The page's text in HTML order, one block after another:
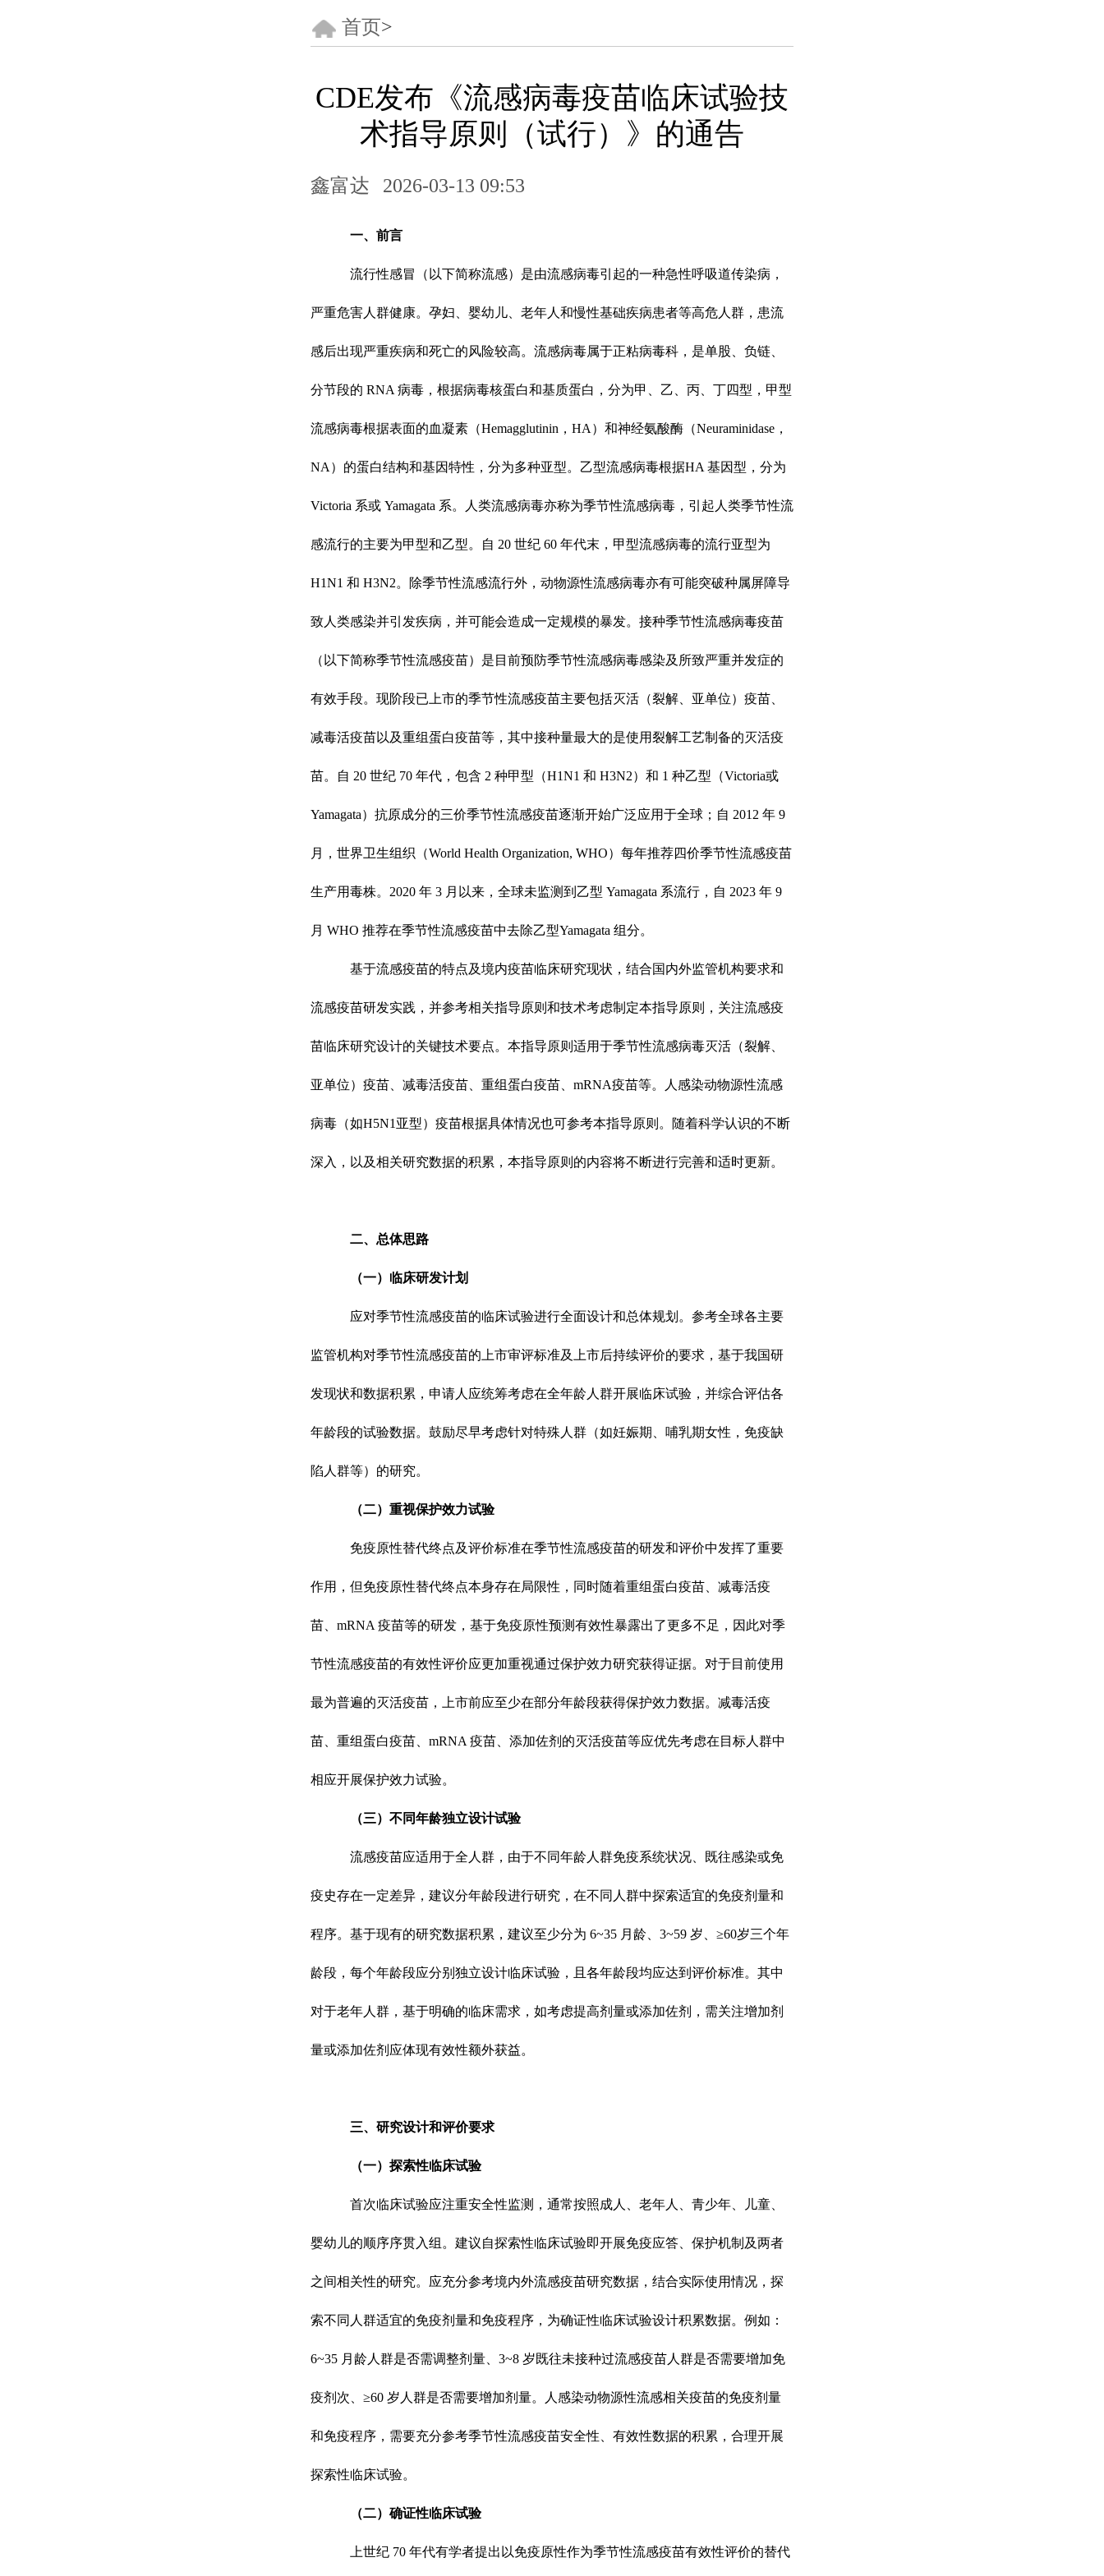
首页>
CDE发布《流感病毒疫苗临床试验技
术指导原则（试行）》的通告
鑫富达 2026-03-13 09:53
一、前言
流行性感冒（以下简称流感）是由流感病毒引起的一种急性呼吸道传染病，
严重危害人群健康。孕妇、婴幼儿、老年人和慢性基础疾病患者等高危人群，患流
感后出现严重疾病和死亡的风险较高。流感病毒属于正粘病毒科，是单股、负链、
分节段的 RNA 病毒，根据病毒核蛋白和基质蛋白，分为甲、乙、丙、丁四型，甲型
流感病毒根据表面的血凝素（Hemagglutinin，HA）和神经氨酸酶（Neuraminidase，
NA）的蛋白结构和基因特性，分为多种亚型。乙型流感病毒根据HA 基因型，分为
Victoria 系或 Yamagata 系。人类流感病毒亦称为季节性流感病毒，引起人类季节性流
感流行的主要为甲型和乙型。自 20 世纪 60 年代末，甲型流感病毒的流行亚型为
H1N1 和 H3N2。除季节性流感流行外，动物源性流感病毒亦有可能突破种属屏障导
致人类感染并引发疾病，并可能会造成一定规模的暴发。接种季节性流感病毒疫苗
（以下简称季节性流感疫苗）是目前预防季节性流感病毒感染及所致严重并发症的
有效手段。现阶段已上市的季节性流感疫苗主要包括灭活（裂解、亚单位）疫苗、
减毒活疫苗以及重组蛋白疫苗等，其中接种量最大的是使用裂解工艺制备的灭活疫
苗。自 20 世纪 70 年代，包含 2 种甲型（H1N1 和 H3N2）和 1 种乙型（Victoria或
Yamagata）抗原成分的三价季节性流感疫苗逐渐开始广泛应用于全球；自 2012 年 9
月，世界卫生组织（World Health Organization, WHO）每年推荐四价季节性流感疫苗
生产用毒株。2020 年 3 月以来，全球未监测到乙型 Yamagata 系流行，自 2023 年 9
月 WHO 推荐在季节性流感疫苗中去除乙型Yamagata 组分。
基于流感疫苗的特点及境内疫苗临床研究现状，结合国内外监管机构要求和
流感疫苗研发实践，并参考相关指导原则和技术考虑制定本指导原则，关注流感疫
苗临床研究设计的关键技术要点。本指导原则适用于季节性流感病毒灭活（裂解、
亚单位）疫苗、减毒活疫苗、重组蛋白疫苗、 mRNA疫苗等。人感染动物源性流感
病毒（如H5N1亚型）疫苗根据具体情况也可参考本指导原则。随着科学认识的不断
深入，以及相关研究数据的积累，本指导原则的内容将不断进行完善和适时更新。
二、总体思路
（一）临床研发计划
应对季节性流感疫苗的临床试验进行全面设计和总体规划。参考全球各主要
监管机构对季节性流感疫苗的上市审评标准及上市后持续评价的要求，基于我国研
发现状和数据积累，申请人应统筹考虑在全年龄人群开展临床试验，并综合评估各
年龄段的试验数据。鼓励尽早考虑针对特殊人群（如妊娠期、哺乳期女性，免疫缺
陷人群等）的研究。
（二）重视保护效力试验
免疫原性替代终点及评价标准在季节性流感疫苗的研发和评价中发挥了重要
作用，但免疫原性替代终点本身存在局限性，同时随着重组蛋白疫苗、减毒活疫
苗、 mRNA 疫苗等的研发，基于免疫原性预测有效性暴露出了更多不足，因此对季
节性流感疫苗的有效性评价应更加重视通过保护效力研究获得证据。对于目前使用
最为普遍的灭活疫苗，上市前应至少在部分年龄段获得保护效力数据。减毒活疫
苗、重组蛋白疫苗、mRNA 疫苗、添加佐剂的灭活疫苗等应优先考虑在目标人群中
相应开展保护效力试验。
（三）不同年龄独立设计试验
流感疫苗应适用于全人群，由于不同年龄人群免疫系统状况、既往感染或免
疫史存在一定差异，建议分年龄段进行研究，在不同人群中探索适宜的免疫剂量和
程序。基于现有的研究数据积累，建议至少分为 6~35 月龄、3~59 岁、≥60岁三个年
龄段，每个年龄段应分别独立设计临床试验，且各年龄段均应达到评价标准。其中
对于老年人群，基于明确的临床需求，如考虑提高剂量或添加佐剂，需关注增加剂
量或添加佐剂应体现有效性额外获益。
三、研究设计和评价要求
（一）探索性临床试验
首次临床试验应注重安全性监测，通常按照成人、老年人、青少年、儿童、
婴幼儿的顺序序贯入组。建议自探索性临床试验即开展免疫应答、保护机制及两者
之间相关性的研究。应充分参考境内外流感疫苗研究数据，结合实际使用情况，探
索不同人群适宜的免疫剂量和免疫程序，为确证性临床试验设计积累数据。例如：
6~35 月龄人群是否需调整剂量、3~8 岁既往未接种过流感疫苗人群是否需要增加免
疫剂次、≥60 岁人群是否需要增加剂量。人感染动物源性流感相关疫苗的免疫剂量
和免疫程序，需要充分参考季节性流感疫苗安全性、有效性数据的积累， 合理开展
探索性临床试验。
（二）确证性临床试验
上世纪 70 年代有学者提出以免疫原性作为季节性流感疫苗有效性评价的替代